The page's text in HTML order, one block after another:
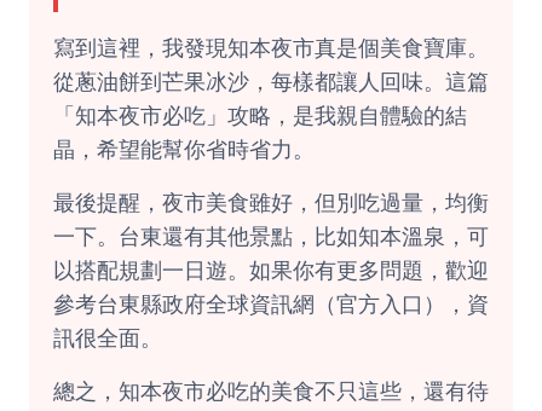
寫到這裡，我發現知本夜市真是個美食寶庫。
從蔥油餅到芒果冰沙，每樣都讓人回味。這篇
「知本夜市必吃」攻略，是我親自體驗的結
晶，希望能幫你省時省力。
最後提醒，夜市美食雖好，但別吃過量，均衡
一下。台東還有其他景點，比如知本溫泉，可
以搭配規劃一日遊。如果你有更多問題，歡迎
參考台東縣政府全球資訊網 （官方入口），資
訊很全面。
總之，知本夜市必吃的美食不只這些，還有待